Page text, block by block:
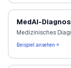
MedAI-
Medizinisches
Beispiel ansehen